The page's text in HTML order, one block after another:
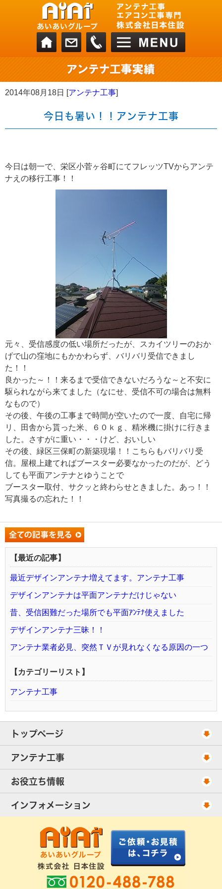
2014年08月18日 [アンテナ工事]
今日も暑い！！アンテナ工事
今日は朝一で、栄区小菅ヶ谷町にてフレッツTVからアンテ
ナえの移行工事！！
元々、受信感度の低い場所だったが、スカイツリーのおか
げで山の窪地にもかかわらず、バリバリ受信できまし
た！！
良かった～！！来るまで受信できないだろうな～と不安に
駆られながら来てました（なにせ、受信不可の場合は無料
なもので）
その後、午後の工事まで時間が空いたので一度、自宅に帰
リ、田舎から貰った米、６０ｋｇ、精米機に掛けに行きま
した。さすがに重い・・・けど、おいしい
その後、緑区三保町の新築現場！！こちらもバリバリ受
信。屋根上建てればブースター必要なかったのだが、どう
しても平面アンテナとゆうことで
ブースター取付、サクッと終わらせときました。あっ！！
写真撮るの忘れた！！
【最近の記事】
最近デザインアンテナ増えてます。アンテナ工事
デザインアンテナは平面アンテナだけじゃない
昔、受信困難だった場所でも平面ｱﾝﾃﾅ使えました
デザインアンテナ三昧！！
アンテナ業者必見、突然ＴＶが見れなくなる原因の一つ
【カテゴリーリスト】
アンテナ工事
トップページ
工事スケジュール
当社が選ばれる理由
出張エリア
アンテナ工事
アンテナ工事・料金
UHFアンテナ工事・料金
配線ケーブル追加工事・料金
アンテナ工事社長のブログ
お役立ち情報
ご相談事例
アンテナの種類
工事について
良くあるアンテナ修理
インフォメーション
お客様の声